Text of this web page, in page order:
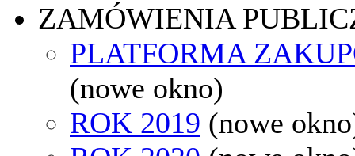
ZAMÓWIENIA
PLATFORMA
(nowe okno)
ROK 2019 (nowe